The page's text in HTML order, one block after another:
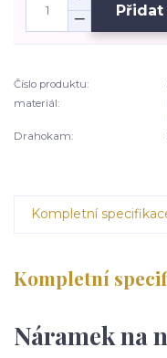
Přidat
Číslo produktu:
materiál:
Drahokam:
Kompletní
Kompletní
Náramek na